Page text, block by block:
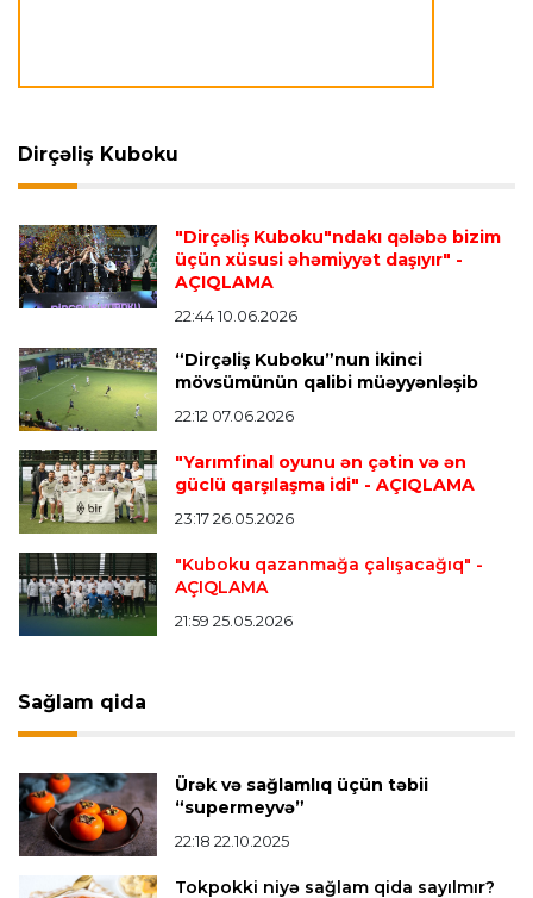
Transfer 21:08 08.08.2026
“Barselona”ya keçidinə razı salmaq istəyir
“Atletiko”nun futbolçusu “River Pleyt”ə keçir
“Vest Hem” “Tottenhem”in futbolçusunu
transfer edir
Offside 20:51 08.08.2026
Kamandan oxatma üzrə ölkə çempionatında
finalçılar bəlli oldu
Offside 20:27 08.08.2026
Mingəçevirdə “Kürü keçək?! 5” yarışı keçirildi
Verstappen öz komandasının "Formula 1"də
iştirak etməyəcəyini açıqladı
Bütün xəbərlər >>>
Dirçəliş Kuboku
"Dirçəliş Kuboku"ndakı qələbə bizim
üçün xüsusi əhəmiyyət daşıyır" -
AÇIQLAMA
22:44 10.06.2026
“Dirçəliş Kuboku”nun ikinci
mövsümünün qalibi müəyyənləşib
22:12 07.06.2026
"Yarımfinal oyunu ən çətin və ən
güclü qarşılaşma idi" - AÇIQLAMA
23:17 26.05.2026
"Kuboku qazanmağa çalışacağıq" -
AÇIQLAMA
21:59 25.05.2026
Sağlam qida
Ürək və sağlamlıq üçün təbii
“supermeyvə”
22:18 22.10.2025
Tokpokki niyə sağlam qida sayılmır?